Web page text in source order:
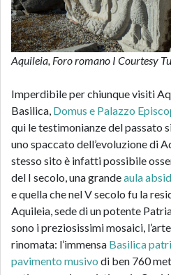
Aquileia, Foro romano I Courtesy
Imperdibile per chiunque visiti
Basilica, Domus e Palazzo
qui le testimonianze del passato
uno spaccato dell’evoluzione di
stesso sito è infatti possibile
del I secolo, una grandeaula
e quella che nel V secolo fu la
Aquileia, sede di un potente
sono i preziosissimi mosaici,
rinomata: l’immensa Basilica
pavimento musivo di ben 760